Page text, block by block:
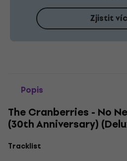
Zjistit
Popis
The Cranberries - No
(30th Anniversary)
Tracklist